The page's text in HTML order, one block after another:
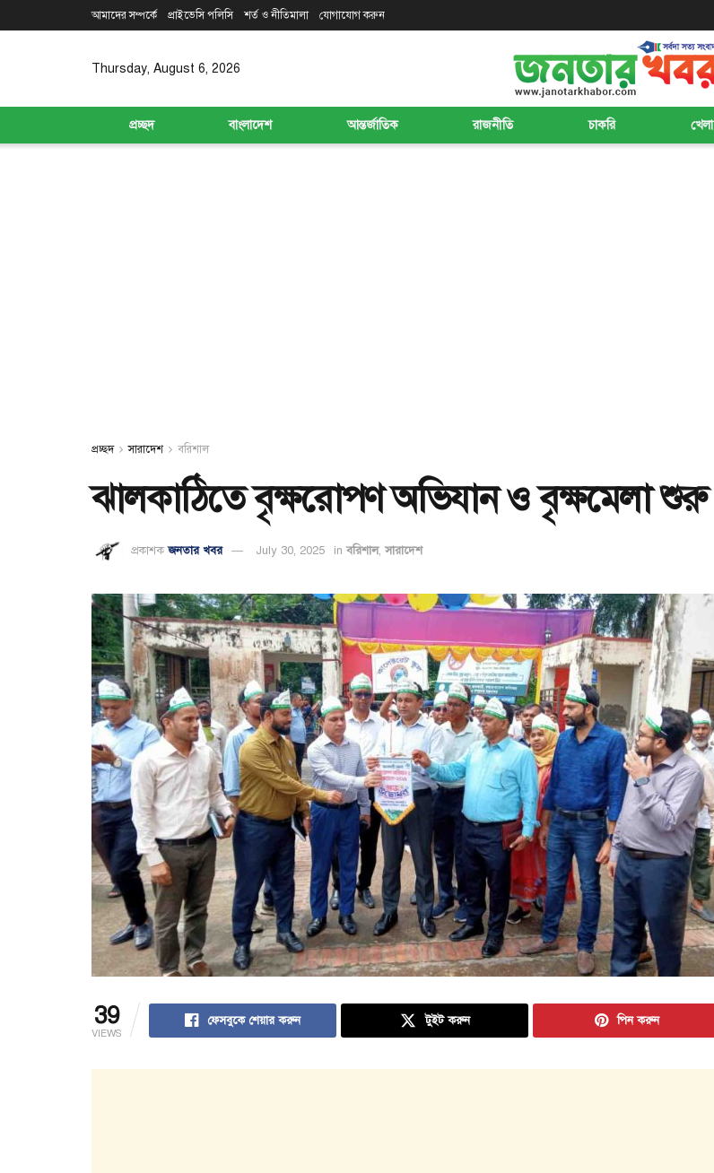
আমাদের সম্পর্কে প্রাইভেসি পলিসি শর্ত ও নীতিমালা যোগাযোগ করুন
Thursday, August 6, 2026
প্রচ্ছদ বাংলাদেশ আন্তর্জাতিক রাজনীতি চাকরি খেলা
প্রচ্ছদ সারাদেশ বরিশাল
ঝালকাঠিতে বৃক্ষরোপণ অভিযান ও বৃক্ষমেলা শুরু
প্রকাশক জনতার খবর July 30, 2025 in বরিশাল,সারাদেশ
39
VIEWS
ফেসবুকে শেয়ার করুন টুইট করুন পিন করুন